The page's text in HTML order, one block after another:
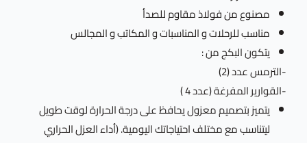
مصنوع من فولاذ مقاوم للصدأ
مناسب للرحلات و المناسبات و المكاتب و المجالس
يتكون البكج من :
-الترمس عدد (2)
-القوارير المفرغة (عدد 4 )
يتميز بتصميم معزول يحافظ على درجة الحرارة لوقت طويل
ليتناسب مع مختلف احتياجاتك اليومية. (أداء العزل الحراري